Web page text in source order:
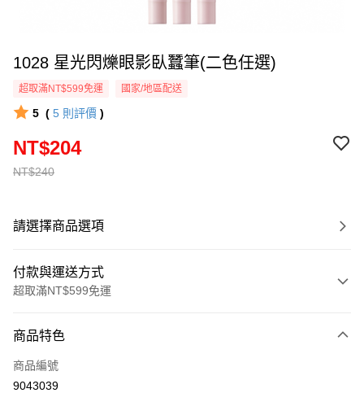
1028 星光閃爍眼影臥蠶筆(二色任選)
超取滿NT$599免運 國家/地區配送
5 ( 5 則評價 )
NT$240
NT$204
請選擇商品選項
付款與運送方式
超取滿NT$599免運
信用卡一次付款
超商取貨付款
商品特色
商品編號
9043039